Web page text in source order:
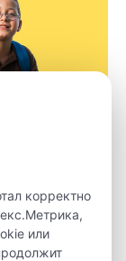
подготовили
идти 5 дней
подарки).
корректно
или